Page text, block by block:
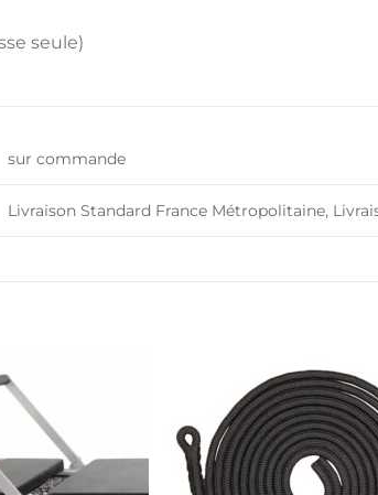
seule)
sur commande
Livraison Standard France Métropolitaine,